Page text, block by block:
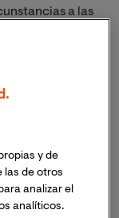
a las
de
del
y constancia
cumpliendo
el protocolo
, Rectora de
y de
las de otros
analizar el
analíticos.